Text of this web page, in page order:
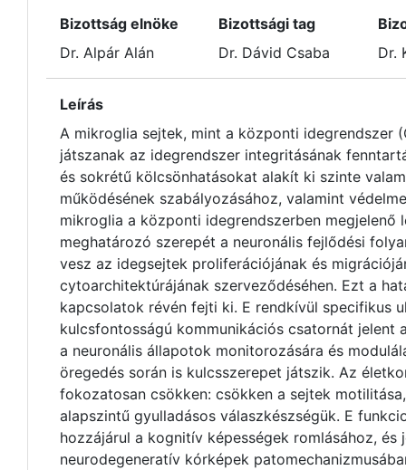
Bizottság elnöke
Dr. Alpár Alán
Bizottsági tag
Dr. Dávid Csaba
Dr.
Leírás
A mikroglia sejtek, mint a központi idegrendszer
játszanak az idegrendszer integritásának
és sokrétű kölcsönhatásokat alakít ki szinte
működésének szabályozásához, valamint
mikroglia a központi idegrendszerben
meghatározó szerepét a neuronális fejlődési
vesz az idegsejtek proliferációjának és
cytoarchitektúrájának szerveződéséhen. Ezt a
kapcsolatok révén fejti ki. E rendkívül specifikus
kulcsfontosságú kommunikációs csatornát
a neuronális állapotok monitorozására és
öregedés során is kulcsszerepet játszik. Az
fokozatosan csökken: csökken a sejtek
alapszintű gyulladásos válaszkészségük. E
hozzájárul a kognitív képességek romlásához,
neurodegeneratív kórképek